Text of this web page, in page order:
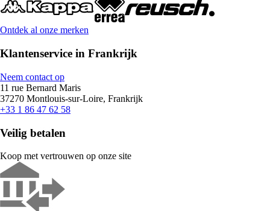
Ontdek al onze merken
Klantenservice in Frankrijk
Neem contact op
11 rue Bernard Maris
37270 Montlouis-sur-Loire, Frankrijk
+33 1 86 47 62 58
Veilig betalen
Koop met vertrouwen op onze site